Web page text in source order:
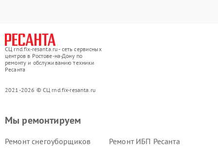
СЦ rnd.fix-resanta.ru - сеть сервисных
центров в Ростове-на-Дону по
ремонту и обслуживанию техники
Ресанта
2021-2026 © СЦ rnd.fix-resanta.ru
Мы ремонтируем
Ремонт снегоуборщиков
Ремонт ИБП Ресанта